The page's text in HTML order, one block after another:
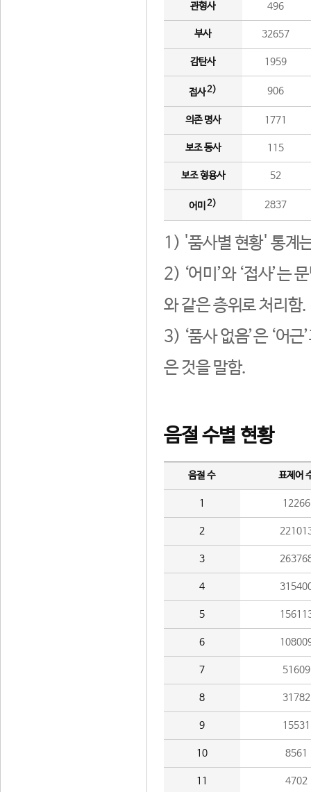
관형사 496
부사 32657
감탄사 1959
접사2) 906
의존 명사 1771
보조 동사 115
보조 형용사 52
어미 2) 2837
1) '품사별 현황' 통계
2) ‘어미’와 ‘접사’는
와 같은 층위로 처리함.
3) ‘품사 없음’은 ‘어
은 것을 말함.
음절 수별 현황
음절 수 표제어
1 12266
2
3
4
5
6
7 51609
8 31782
9 15531
10 8561
11 4702